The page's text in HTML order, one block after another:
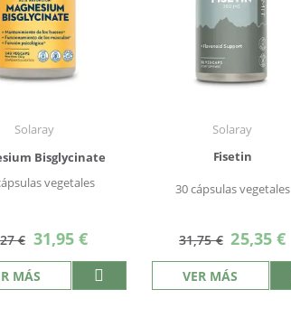
Solaray
Bisglycinate
vegetales
€ Precio
especial
31,95 €
MÁS
Solaray
Fisetin
30 cápsulas vegetales
31,75 € Precio
especial
25,35 €
VER MÁS